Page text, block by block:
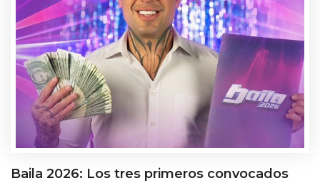
Baila 2026: Los tres primeros convocados